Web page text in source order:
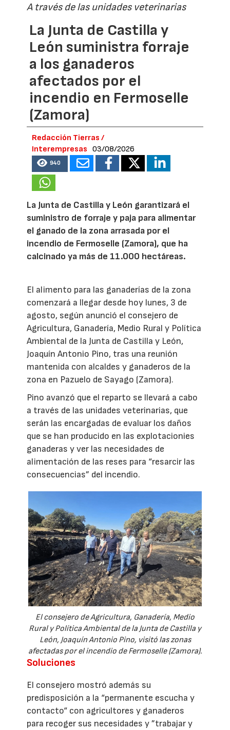
A través de las unidades veterinarias
La Junta de Castilla y
León suministra forraje
a los ganaderos
afectados por el
incendio en Fermoselle
(Zamora)
Redacción Tierras /
Interempresas
03/08/2026
940
La Junta de Castilla y León garantizará el
suministro de forraje y paja para alimentar
el ganado de la zona arrasada por el
incendio de Fermoselle (Zamora), que ha
calcinado ya más de 11.000 hectáreas.
El alimento para las ganaderías de la zona
comenzará a llegar desde hoy lunes, 3 de
agosto, según anunció el consejero de
Agricultura, Ganadería, Medio Rural y Política
Ambiental de la Junta de Castilla y León,
Joaquín Antonio Pino, tras una reunión
mantenida con alcaldes y ganaderos de la
zona en Pazuelo de Sayago (Zamora).
Pino avanzó que el reparto se llevará a cabo
a través de las unidades veterinarias, que
serán las encargadas de evaluar los daños
que se han producido en las explotacionies
ganaderas y ver las necesidades de
alimentación de las reses para “resarcir las
consecuencias” del incendio.
El consejero de Agricultura, Ganadería, Medio
Rural y Política Ambiental de la Junta de Castilla y
León, Joaquín Antonio Pino, visitó las zonas
afectadas por el incendio de Fermoselle (Zamora).
Soluciones
El consejero mostró además su
predisposición a la “permanente escucha y
contacto“ con agricultores y ganaderos
para recoger sus necesidades y ”trabajar y